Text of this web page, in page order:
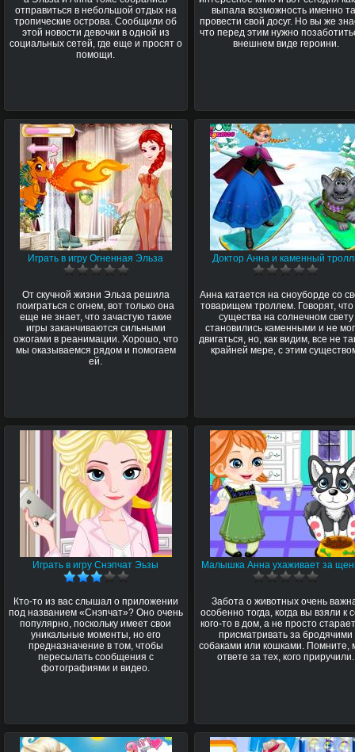
отправиться в небольшой отдых на
тропические острова. Сообщили об
этой новости девочки в одной из
социальных сетей, где еще и просят о
помощи.
выпала возможность именно
провести свой досуг. Но вы же
что перед этим нужно
внешнем виде героини.
Играть в игру Огненная Эльза
От скучной жизни Эльза решила
поиграться с огнем, вот только она
еще не знает, что зачастую такие
игры заканчиваются сильными
ожогами в реанимации. Хорошо, что
мы оказываемся рядом и помогаем
ей.
Доктор Анна и каменный
Анна катается на сноуборде со
товарищем троллем. Говорят, что
существа на солнечном свету
становились каменными и не
двигаться, но, как видим, все не
крайней мере, с этим
Играть в игру Снэпчат Эьзы
Кто-то из вас слышал о приложении
под названием «Снэпчат»? Оно очень
популярно, поскольку имеет свои
уникальные моменты, но его
предназначение в том, чтобы
пересылать сообщения с
фотографиями и видео.
Малышка Анна ухаживает за
Забота о животных очень
особенно тогда, когда вы взяли к
кого-то в дом, а не просто
присматривать за бродячими
собаками или кошками. Помните,
ответе за тех, кого приручили.